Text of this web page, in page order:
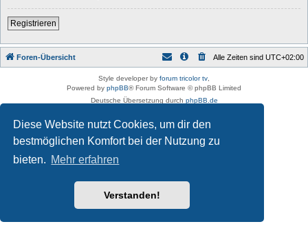
Diese Website nutzt Cookies, um dir den
bestmöglichen Komfort bei der Nutzung zu
bieten. Mehr erfahren
Verstanden!
Registrieren
Foren-Übersicht Alle Zeiten sind UTC+02:00
Style developer by forum tricolor tv
Powered by phpBB® Forum Software © phpBB Limited
Deutsche Übersetzung durch phpBB.de